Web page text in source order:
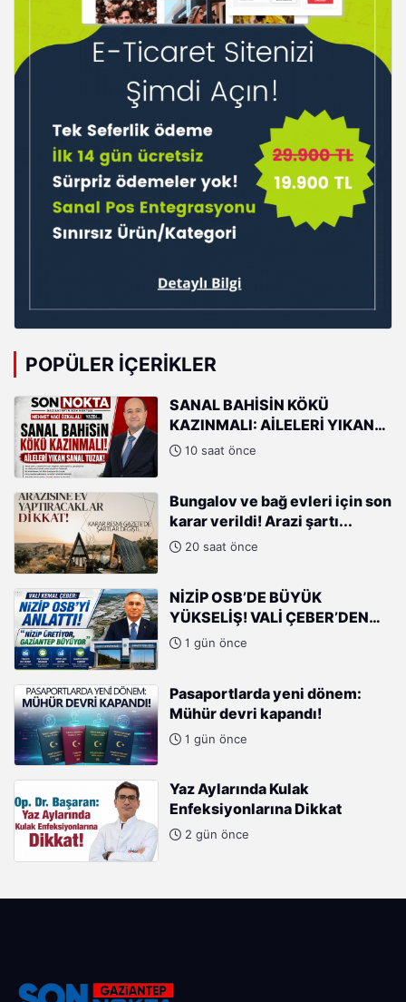
POPÜLER İÇERIKLER
SANAL BAHİSİN KÖKÜ
KAZINMALI: AİLELERİ YIKAN
SANAL TUZAK!
10 saat önce
Bungalov ve bağ evleri için son
karar verildi! Arazi şartı...
20 saat önce
NİZİP OSB’DE BÜYÜK
YÜKSELİŞ! VALİ ÇEBER’DEN
SANAYİCİLERE ÖVGÜ
1 gün önce
Pasaportlarda yeni dönem:
Mühür devri kapandı!
1 gün önce
Yaz Aylarında Kulak
Enfeksiyonlarına Dikkat
2 gün önce